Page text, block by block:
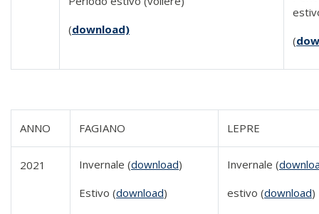
(download)
(
ANNO FAGIANO LEPRE
2021 Invernale (download)
Estivo (download)
Invernale (
estivo (download)